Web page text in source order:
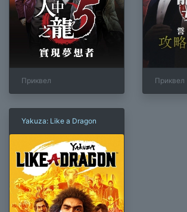
Приквел Приквел
Yakuza: Like a Dragon